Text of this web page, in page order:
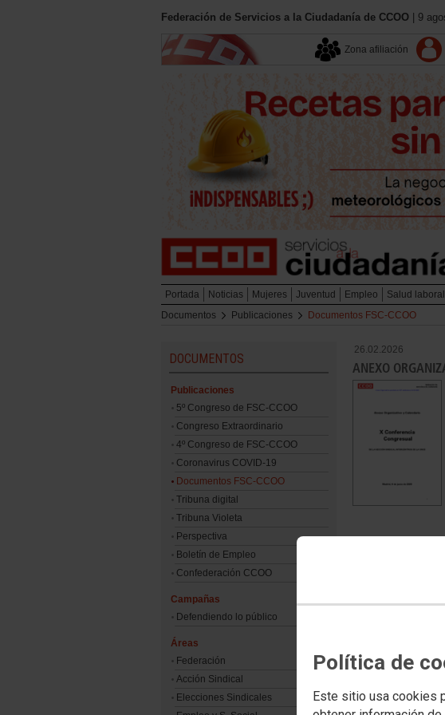
Política de
Este sitio usa cookies
Federación de Servicios a la Ciudadanía de CCOO | 9
Zona afiliación
Portada Noticias Mujeres Juventud Empleo Salud laboral
Documentos
Publicaciones Documentos FSC-CCOO
DOCUMENTOS
Publicaciones
5º Congreso de FSC-CCOO
Congreso Extraordinario
4º Congreso de FSC-CCOO
Coronavirus COVID-19
Documentos FSC-CCOO
Tribuna digital
Tribuna Violeta
Perspectiva
Boletín de Empleo
Confederación CCOO
Campañas
Defendiendo lo público
Áreas
Federación
Acción Sindical
Elecciones Sindicales
26.02.2026
ANEXO
ESTATUTOS DEL